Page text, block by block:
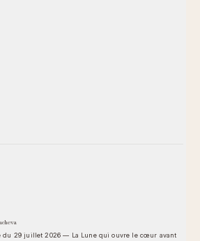
du 29 juillet 2026 — La Lune qui ouvre le cœur avant